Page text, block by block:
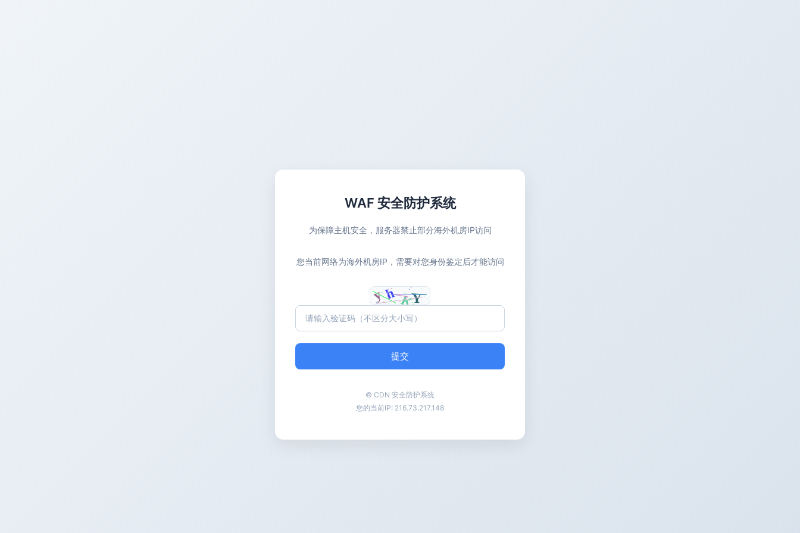
WAF 安全防护系统
为保障主机安全，服务器禁止部分海外机房IP访问
您当前网络为海外机房IP，需要对您身份鉴定后才能访问
提交
© CDN 安全防护系统
您的当前IP: 216.73.217.148